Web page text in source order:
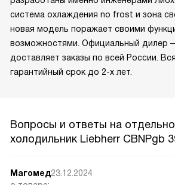
система охлаждения no frost и зона
новая модель поражает своими
возможностями. Официальный дилер
доставляет заказы по всей России.
гарантийный срок до 2-х лет.
Вопросы и ответы на
холодильник Liebherr CBNPgb
Магомед23.12.2024